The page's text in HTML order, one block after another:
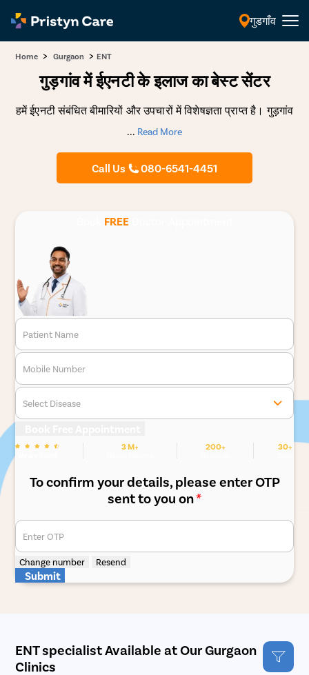
गुडगाँव
Home > Gurgaon > ENT
गुड़गांव में ईएनटी के इलाज का बेस्ट सेंटर
हमें ईएनटी संबंधित बीमारियों और उपचारों में विशेषज्ञता प्राप्त है। गुड़गांव
... Read More
Call Us 080-6541-4451
FREEDoctor Appointment
Patient Name
Mobile Number
Select Disease
3 M+ 200+ 30+
To confirm your details, please enter OTP
sent to you on*
Enter OTP
Change number Resend
Submit
ENT specialist Available at Our Gurgaon
Clinics